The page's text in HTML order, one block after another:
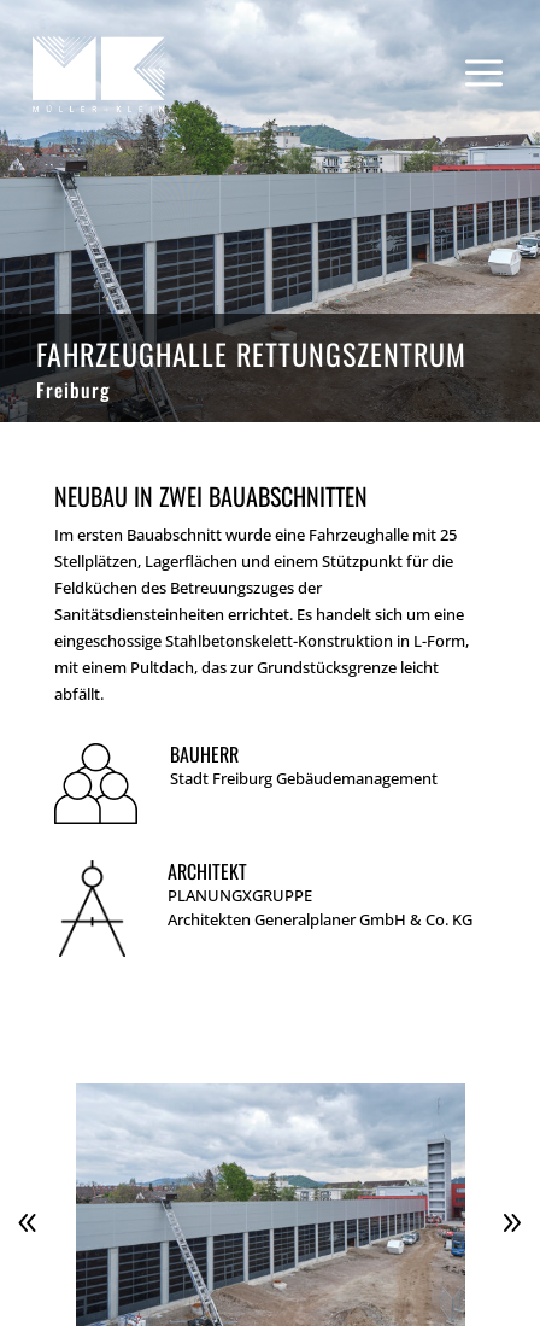
a
FAHRZEUGHALLE RETTUNGSZENTRUM
Freiburg
NEUBAU IN ZWEI BAUABSCHNITTEN
Im ersten Bauabschnitt wurde eine Fahrzeughalle mit 25
Stellplätzen, Lagerflächen und einem Stützpunkt für die
Feldküchen des Betreuungszuges der
Sanitätsdiensteinheiten errichtet. Es handelt sich um eine
eingeschossige Stahlbetonskelett-Konstruktion in L-Form,
mit einem Pultdach, das zur Grundstücksgrenze leicht
abfällt.
BAUHERR
Stadt Freiburg Gebäudemanagement
ARCHITEKT
PLANUNGXGRUPPE
Architekten Generalplaner GmbH & Co. KG